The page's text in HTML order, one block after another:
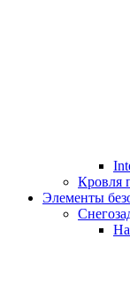
Кровля
Элементы